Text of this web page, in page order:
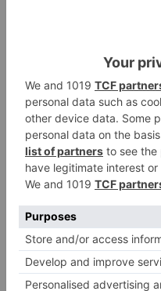
Barrio (PSOE), se ha
favor.
pleno diputación
conjunta
pp psoe